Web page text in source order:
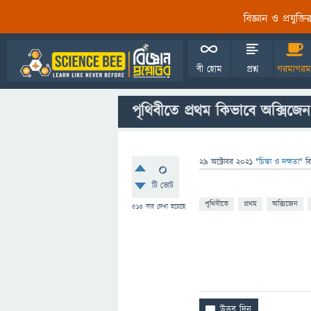
বিজ্ঞান ও
বী হোম প্রশ্ন
পৃথিবীতে প্রথম কিভাবে
0
টি ভোট
513 বার দেখা হয়েছে
29 অক্টোবর 2021 "চিন্তা ও দক্ষতা"
পৃথিবীতে প্রথম অক্সিজেন